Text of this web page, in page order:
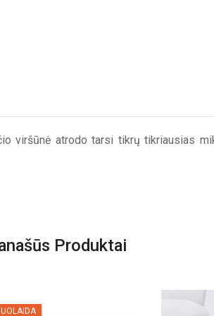
viršūnė atrodo tarsi tikrų tikriausias
Produktai